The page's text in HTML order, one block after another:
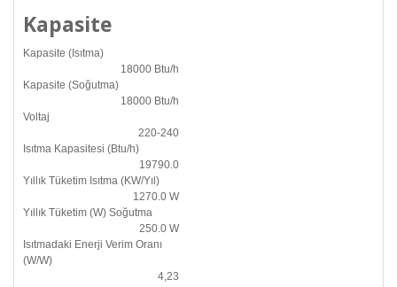
Kapasite
Kapasite (Isıtma)
18000 Btu/h
Kapasite (Soğutma)
18000 Btu/h
Voltaj
220-240
Isıtma Kapasitesi (Btu/h)
19790.0
Yıllık Tüketim Isıtma (KW/Yıl)
1270.0 W
Yıllık Tüketim (W) Soğutma
250.0 W
Isıtmadaki Enerji Verim Oranı
(W/W)
4,23